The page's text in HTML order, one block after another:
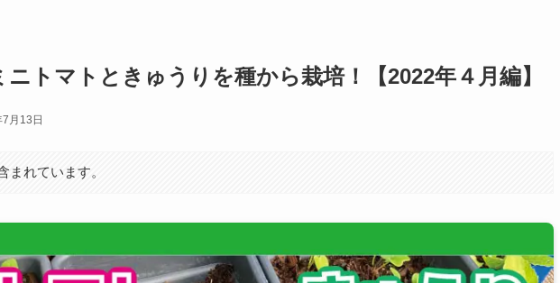
ニトマトときゅうりを種から栽培！【2022年４月編】
月13日
まれています。